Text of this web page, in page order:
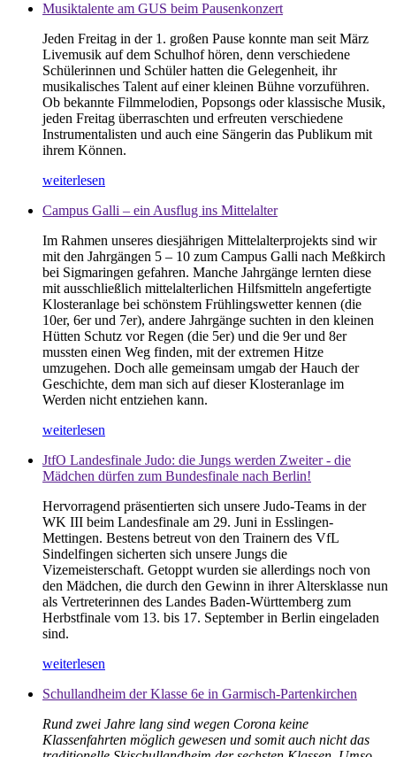
Musiktalente am GUS beim Pausenkonzert
Jeden Freitag in der 1. großen Pause konnte man seit März
Livemusik auf dem Schulhof hören, denn verschiedene
Schülerinnen und Schüler hatten die Gelegenheit, ihr
musikalisches Talent auf einer kleinen Bühne vorzuführen.
Ob bekannte Filmmelodien, Popsongs oder klassische Musik,
jeden Freitag überraschten und erfreuten verschiedene
Instrumentalisten und auch eine Sängerin das Publikum mit
ihrem Können.
weiterlesen
Campus Galli – ein Ausflug ins Mittelalter
Im Rahmen unseres diesjährigen Mittelalterprojekts sind wir
mit den Jahrgängen 5 – 10 zum Campus Galli nach Meßkirch
bei Sigmaringen gefahren. Manche Jahrgänge lernten diese
mit ausschließlich mittelalterlichen Hilfsmitteln angefertigte
Klosteranlage bei schönstem Frühlingswetter kennen (die
10er, 6er und 7er), andere Jahrgänge suchten in den kleinen
Hütten Schutz vor Regen (die 5er) und die 9er und 8er
mussten einen Weg finden, mit der extremen Hitze
umzugehen. Doch alle gemeinsam umgab der Hauch der
Geschichte, dem man sich auf dieser Klosteranlage im
Werden nicht entziehen kann.
weiterlesen
JtfO Landesfinale Judo: die Jungs werden Zweiter - die
Mädchen dürfen zum Bundesfinale nach Berlin!
Hervorragend präsentierten sich unsere Judo-Teams in der
WK III beim Landesfinale am 29. Juni in Esslingen-
Mettingen. Bestens betreut von den Trainern des VfL
Sindelfingen sicherten sich unsere Jungs die
Vizemeisterschaft. Getoppt wurden sie allerdings noch von
den Mädchen, die durch den Gewinn in ihrer Altersklasse nun
als Vertreterinnen des Landes Baden-Württemberg zum
Herbstfinale vom 13. bis 17. September in Berlin eingeladen
sind.
weiterlesen
Schullandheim der Klasse 6e in Garmisch-Partenkirchen
Rund zwei Jahre lang sind wegen Corona keine
Klassenfahrten möglich gewesen und somit auch nicht das